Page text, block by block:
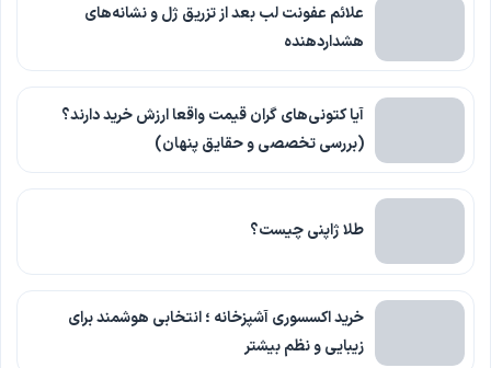
علائم عفونت لب بعد از تزریق ژل و نشانه‌های
هشداردهنده
آیا کتونی‌های گران قیمت واقعا ارزش خرید دارند؟
(بررسی تخصصی و حقایق پنهان)
طلا ژاپنی چیست؟
خرید اکسسوری آشپزخانه ؛ انتخابی هوشمند برای
زیبایی و نظم بیشتر